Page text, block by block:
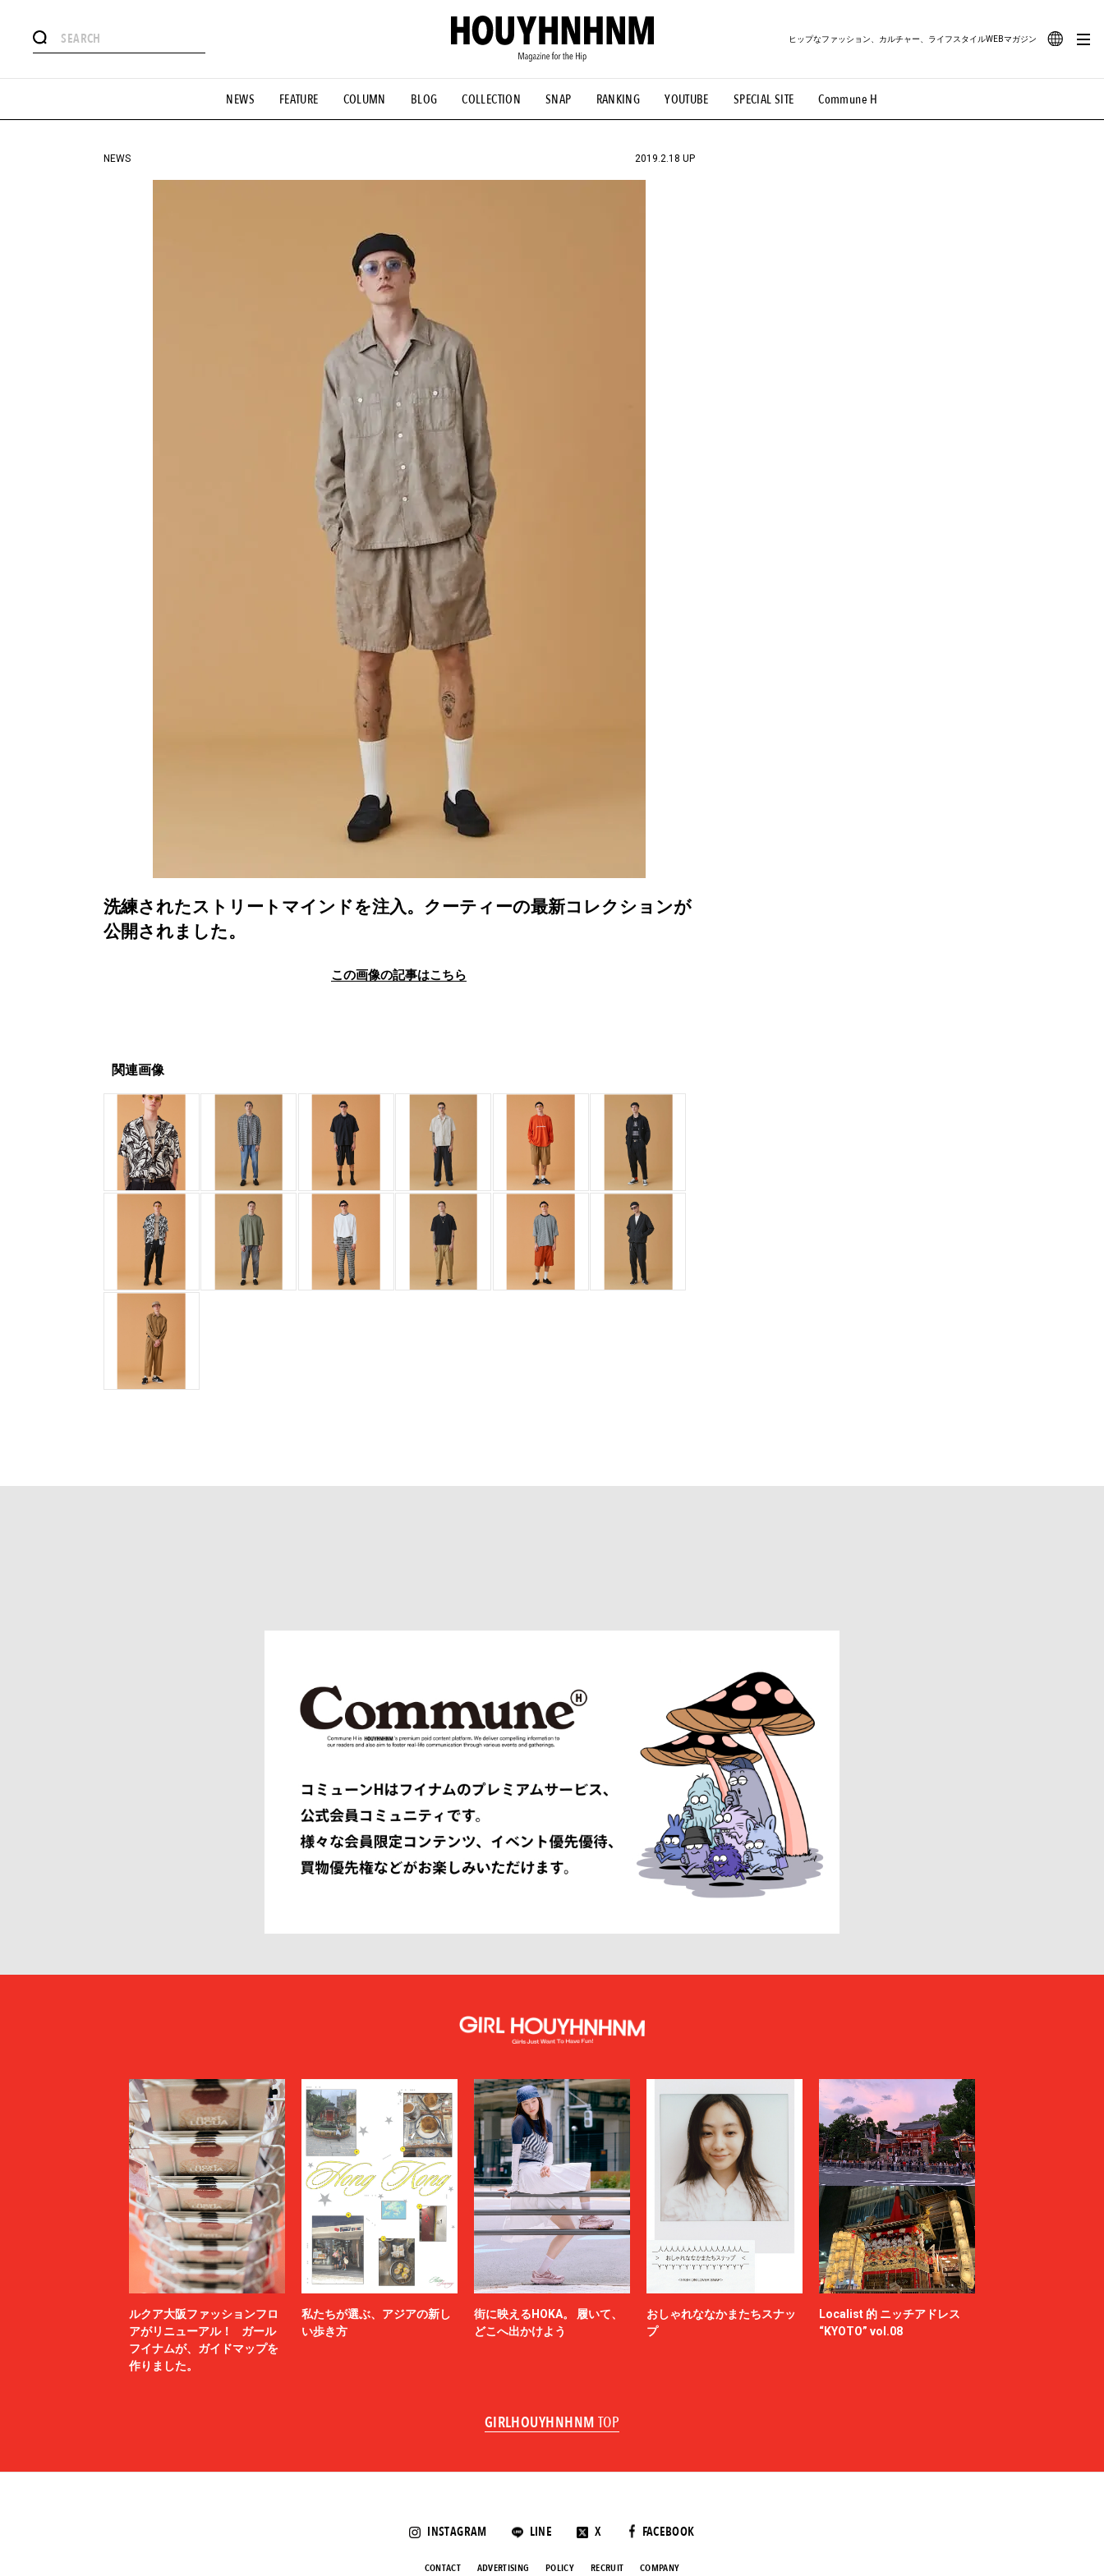
NEWS FEATURE COLUMN BLOG COLLECTION SNAP RANKING YOUTUBE SPECIAL SITE Commune H
ヒップなファッション、カルチャー、ライフスタイルWEBマガジン
#憧れの逸品 #ESSENTIAL DESIGNS #古着サミット #NEW VINTAGE #マイナーグッド図鑑 #路地裏てぃーん。 #MONTHLY JOURNAL
#GH 銘品の所以 #フイナムのYouTube #Commune H #FOCUS IT #AH.H #ととけん #FASHION #MUSIC #MOVIE #LIFESTYLE #SNEAKER #OUTDOOR
#HANDSOME HANDBOOK
NEWS 2019.2.18 UP
洗練されたストリートマインドを注入。クーティーの最新コレクションが
公開されました。
この画像の記事はこちら
関連画像
ルクア大阪ファッションフロ
アがリニューアル！ ガール
フイナムが、ガイドマップを
作りました。
私たちが選ぶ、アジアの新し
い歩き方
街に映えるHOKA。 履いて、
どこへ出かけよう
おしゃれななかまたちスナッ
プ
Localist 的 ニッチアドレス
“KYOTO” vol.08
GIRLHOUYHNHNM TOP
INSTAGRAM LINE X FACEBOOK
CONTACT ADVERTISING POLICY RECRUIT COMPANY